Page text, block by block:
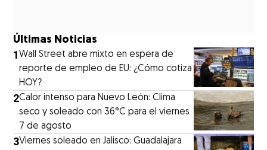
Últimas Noticias
1Wall Street abre mixto en espera de
reporte de empleo de EU: ¿Cómo cotiza
HOY?
2Calor intenso para Nuevo León: Clima
seco y soleado con 36°C para el viernes
7 de agosto
3Viernes soleado en Jalisco: Guadalajara